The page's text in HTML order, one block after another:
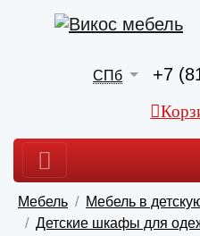
СПб +7
Мебель
Мебель в
Детские шкафы для